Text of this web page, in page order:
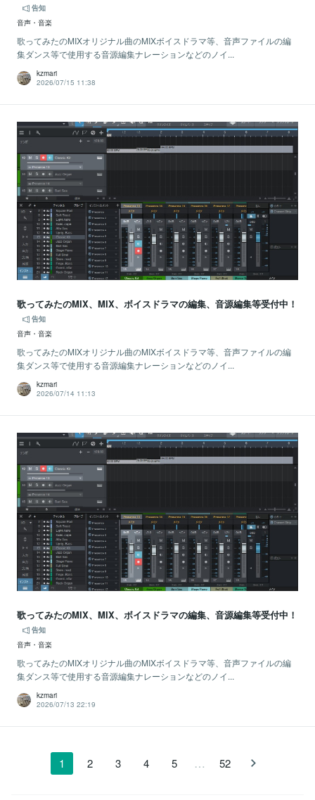
告知
音声・音楽
歌ってみたのMIXオリジナル曲のMIXボイスドラマ等、音声ファイルの編
集ダンス等で使用する音源編集ナレーションなどのノイ...
kzmari
2026/07/15 11:38
歌ってみたのMIX、MIX、ボイスドラマの編集、音源編集等受付中！
告知
音声・音楽
歌ってみたのMIXオリジナル曲のMIXボイスドラマ等、音声ファイルの編
集ダンス等で使用する音源編集ナレーションなどのノイ...
kzmari
2026/07/14 11:13
歌ってみたのMIX、MIX、ボイスドラマの編集、音源編集等受付中！
告知
音声・音楽
歌ってみたのMIXオリジナル曲のMIXボイスドラマ等、音声ファイルの編
集ダンス等で使用する音源編集ナレーションなどのノイ...
kzmari
2026/07/13 22:19
1 2 3 4 5 … 52